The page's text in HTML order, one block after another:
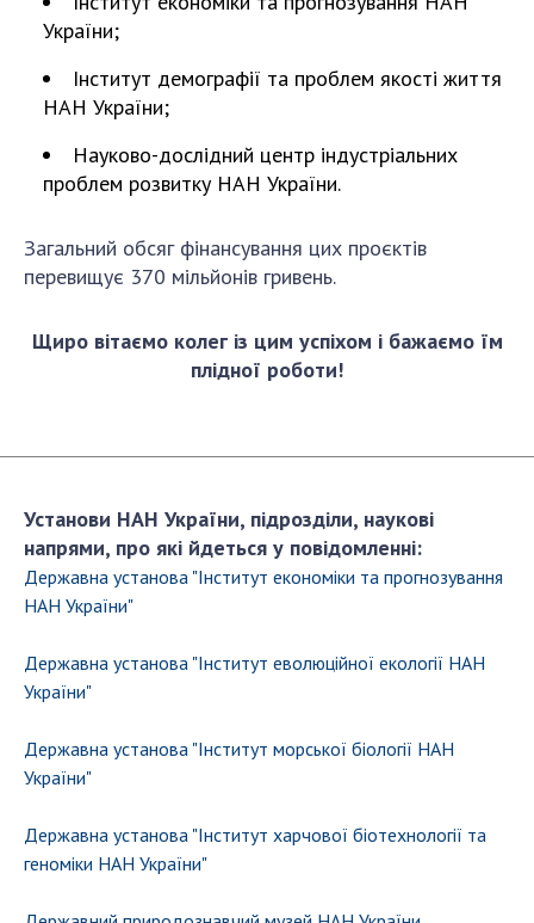
України;
Інститут демографії та проблем якості життя
НАН України;
Науково-дослідний центр індустріальних
проблем розвитку НАН України.
Загальний обсяг фінансування цих проєктів
перевищує 370 мільйонів гривень.
Щиро вітаємо колег із цим успіхом і бажаємо їм
плідної роботи!
Установи НАН України, підрозділи, наукові
напрями, про які йдеться у повідомленні:
Державна установа "Iнститут економiки та прогнозування
НАН України"
Державна установа "Інститут еволюційної екології НАН
України"
Державна установа "Інститут морської біології НАН
України"
Державна установа "Інститут харчової біотехнології та
геноміки НАН України"